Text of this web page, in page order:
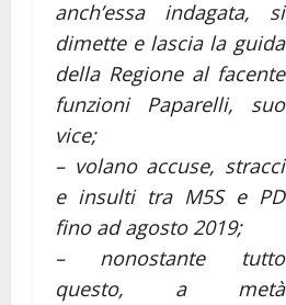
anch’essa indagata, si
dimette e lascia la guida
della Regione al facente
funzioni Paparelli, suo
vice;
– volano accuse, stracci
e insulti tra M5S e PD
fino ad agosto 2019;
– nonostante tutto
questo, a metà